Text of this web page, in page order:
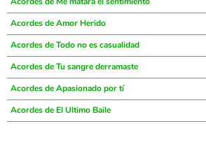
Acordes de Amor Herido
Acordes de Todo no es casualidad
Acordes de Tu sangre derramaste
Acordes de Apasionado por tí
Acordes de El Ultimo Baile